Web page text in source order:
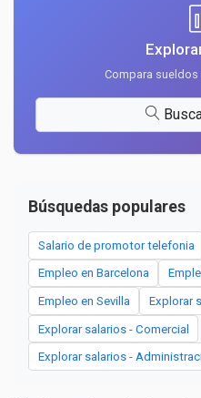
Compara
Búsquedas populares
Salario de promotor telefonia
Empleo en Barcelona
Empleo en Sevilla Explorar
Explorar salarios - Comercial
Explorar salarios -